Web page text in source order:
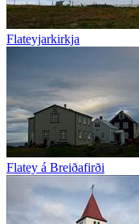
Flateyjarkirkja
Flatey á Breiðafirði